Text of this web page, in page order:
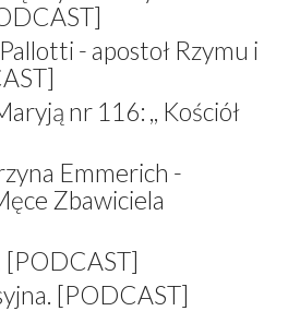
- apostoł Rzymu i
nr 116: ,, Kościół
Emmerich -
Zbawiciela
[PODCAST]
[PODCAST]